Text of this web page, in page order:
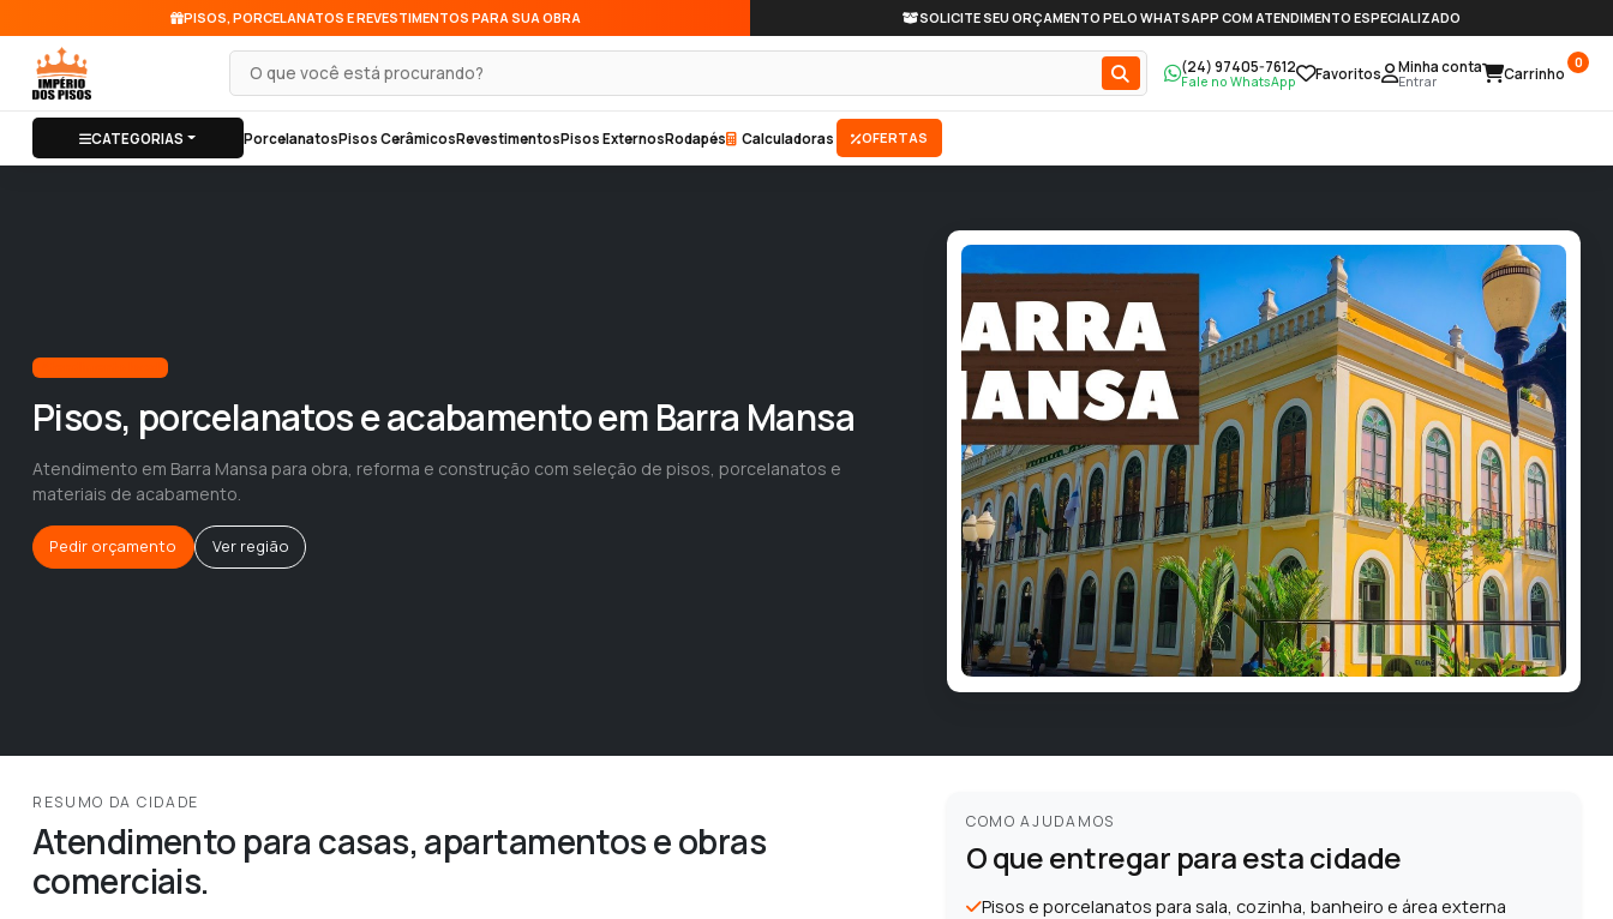
PISOS, PORCELANATOS E REVESTIMENTOS PARA SUA OBRA SOLICITE SEU ORÇAMENTO PELO WHATSAPP COM ATENDIMENTO ESPECIALIZADO
Pesquisar produto (24) 97405-7612
Fale no WhatsApp Favoritos Minha conta
Entrar Carrinho
0
CATEGORIAS PorcelanatosPisos CerâmicosRevestimentosPisos ExternosRodapés Calculadoras OFERTAS
Pisos, porcelanatos e acabamento em Barra Mansa
Atendimento em Barra Mansa para obra, reforma e construção com seleção de pisos, porcelanatos e
materiais de acabamento.
Pedir orçamento Ver região
RESUMO DA CIDADE
Atendimento para casas, apartamentos e obras
comerciais.
COMO AJUDAMOS
O que entregar para esta cidade
Pisos e porcelanatos para sala, cozinha, banheiro e área externa